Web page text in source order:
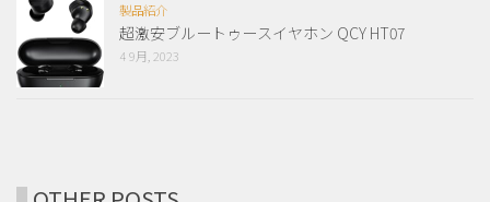
製品紹介
超激安ブルートゥースイヤホン QCY HT07
4 9月, 2023